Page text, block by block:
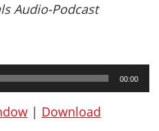
Audio-Podcast
00:00
| Download